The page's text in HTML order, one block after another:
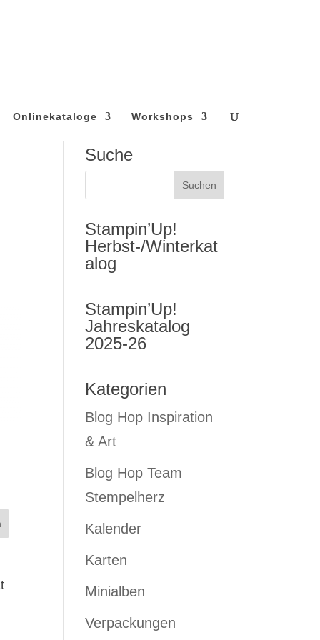
Onlinekataloge Workshops
Suche
Stampin’Up!
Herbst-/Winterkat
alog
Stampin’Up!
Jahreskatalog
2025-26
Kategorien
Blog Hop Inspiration
& Art
Blog Hop Team
Stempelherz
Kalender
Karten
Minialben
Verpackungen